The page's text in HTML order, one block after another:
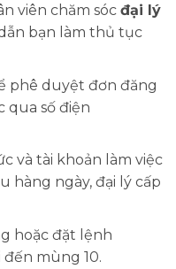
viên chăm sóc đại lý
bạn làm thủ tục
phê duyệt đơn đăng
qua số điện
và tài khoản làm việc
hàng ngày, đại lý cấp
hoặc đặt lệnh
mùng 10.